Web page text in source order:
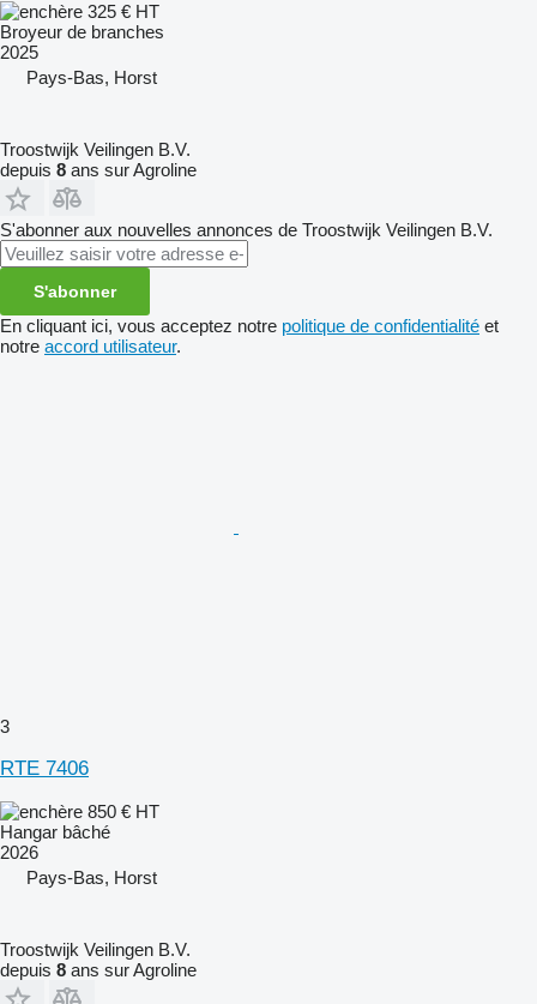
325 € HT
Broyeur de branches
2025
Pays-Bas, Horst
Troostwijk Veilingen B.V.
depuis 8 ans sur Agroline
S'abonner aux nouvelles annonces de Troostwijk Veilingen B.V.
S'abonner
En cliquant ici, vous acceptez notre politique de confidentialité et
notre accord utilisateur.
3
RTE 7406
850 € HT
Hangar bâché
2026
Pays-Bas, Horst
Troostwijk Veilingen B.V.
depuis 8 ans sur Agroline